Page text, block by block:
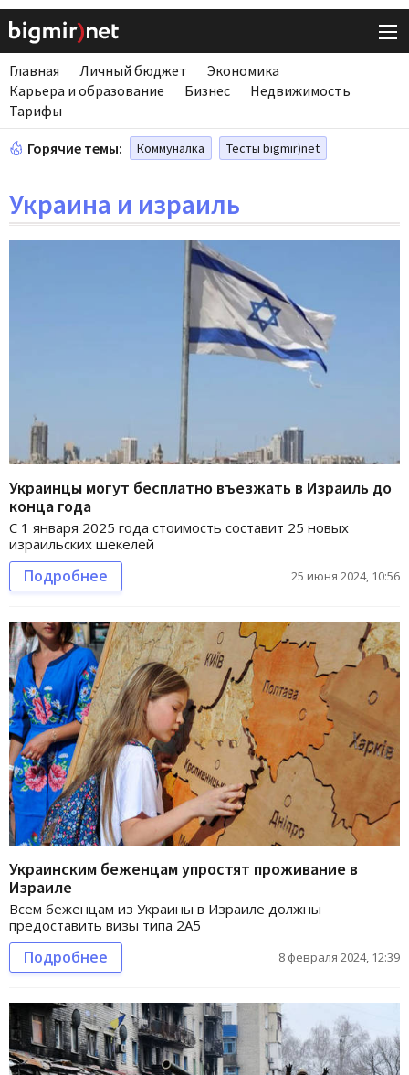
Главная Личный бюджет
Экономика
Карьера и образование
Бизнес
Недвижимость
Тарифы
Горячие темы: Коммуналка Тесты bigmir)net
Украина и израиль
Украинцы могут бесплатно въезжать в Израиль до
конца года
С 1 января 2025 года стоимость составит 25 новых
израильских шекелей
Подробнее 25 июня 2024, 10:56
Украинским беженцам упростят проживание в
Израиле
Всем беженцам из Украины в Израиле должны
предоставить визы типа 2А5
Подробнее 8 февраля 2024, 12:39